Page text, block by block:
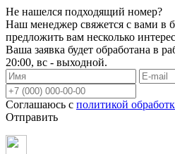
Не нашелся подходящий номер?
Наш менеджер свяжется с вами в
предложить вам несколько
Ваша заявка будет обработана в
20:00, вс - выходной.
Соглашаюсь с политикой
Отправить